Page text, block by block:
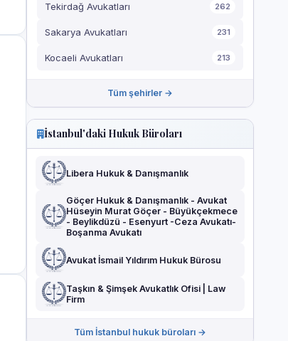
Tekirdağ Avukatları 262
Sakarya Avukatları 231
Kocaeli Avukatları 213
Tüm şehirler →
İstanbul'daki Hukuk Büroları
Libera Hukuk & Danışmanlık
Göçer Hukuk & Danışmanlık - Avukat
Hüseyin Murat Göçer - Büyükçekmece
- Beylikdüzü - Esenyurt -Ceza Avukatı-
Boşanma Avukatı
Avukat İsmail Yıldırım Hukuk Bürosu
Taşkın & Şimşek Avukatlık Ofisi | Law
Firm
Tüm İstanbul hukuk büroları →